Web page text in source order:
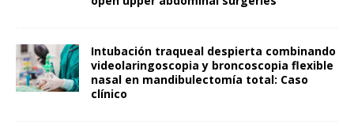
Intubación traqueal despierta combinando
videolaringoscopia y broncoscopia flexible
nasal en mandibulectomía total: Caso
clínico